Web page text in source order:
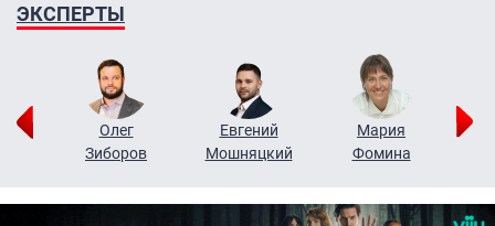
ЭКСПЕРТЫ
Олег
Зиборов
Евгений
Мошняцкий
Мария
Фомина